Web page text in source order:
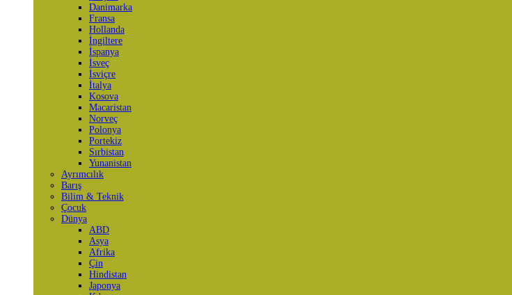
Danimarka
Fransa
Hollanda
İngiltere
İspanya
İsveç
İsviçre
İtalya
Kosova
Macaristan
Norveç
Polonya
Portekiz
Sırbistan
Yunanistan
Ayrımcılık
Barış
Bilim & Teknik
Çocuk
Dünya
ABD
Asya
Afrika
Çin
Hindistan
Japonya